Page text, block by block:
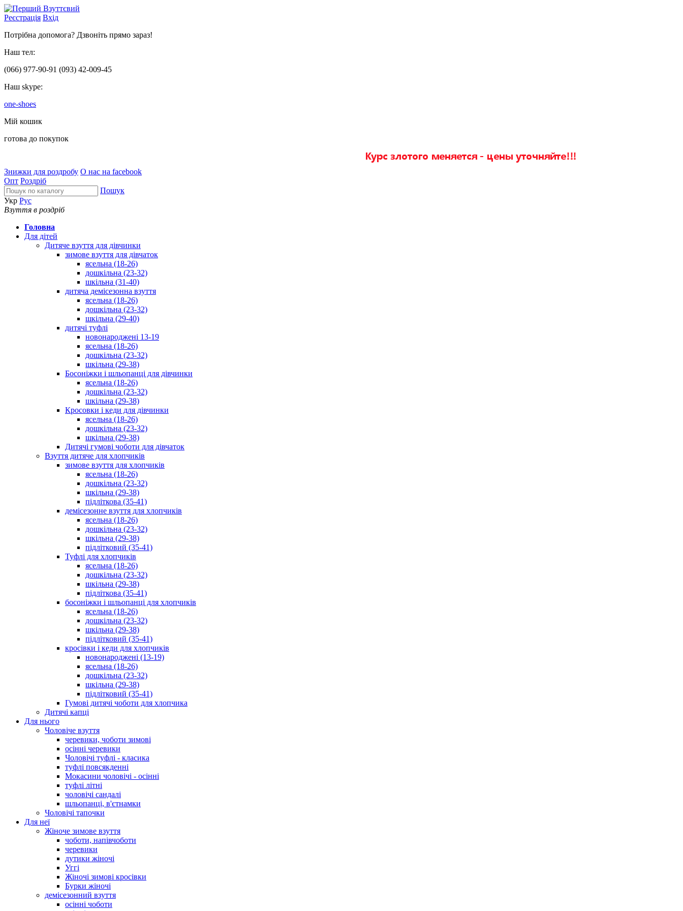
Реєстрація Вхід
Потрібна допомога? Дзвоніть прямо зараз!
Наш тел:
(066) 977-90-91 (093) 42-009-45
Наш skype:
one-shoes
Мій кошик
готова до покупок
Знижки для роздробу О нас на facebook
Опт Роздріб
Пошук
Укр Рус
Взуття в роздріб
Головна
Для дітей
Дитяче взуття для дівчинки
зимове взуття для дівчаток
ясельна (18-26)
дошкільна (23-32)
шкільна (31-40)
дитяча демісезонна взуття
ясельна (18-26)
дошкільна (23-32)
шкільна (29-40)
дитячі туфлі
новонароджені 13-19
ясельна (18-26)
дошкільна (23-32)
шкільна (29-38)
Босоніжки і шльопанці для дівчинки
ясельна (18-26)
дошкільна (23-32)
шкільна (29-38)
Кросовки і кеди для дівчинки
ясельна (18-26)
дошкільна (23-32)
шкільна (29-38)
Дитячі гумові чоботи для дівчаток
Взуття дитяче для хлопчиків
зимове взуття для хлопчиків
ясельна (18-26)
дошкільна (23-32)
шкільна (29-38)
підліткова (35-41)
демісезонне взуття для хлопчиків
ясельна (18-26)
дошкільна (23-32)
шкільна (29-38)
підлітковий (35-41)
Туфлі для хлопчиків
ясельна (18-26)
дошкільна (23-32)
шкільна (29-38)
підліткова (35-41)
босоніжки і шльопанці для хлопчиків
ясельна (18-26)
дошкільна (23-32)
шкільна (29-38)
підлітковий (35-41)
кросівки і кеди для хлопчиків
новонароджені (13-19)
ясельна (18-26)
дошкільна (23-32)
шкільна (29-38)
підлітковий (35-41)
Гумові дитячі чоботи для хлопчика
Дитячі капці
Для нього
Чоловіче взуття
черевики, чоботи зимові
осінні черевики
Чоловічі туфлі - класика
туфлі повсякденні
Мокасини чоловічі - осінні
туфлі літні
чоловічі сандалі
шльопанці, в'єтнамки
Чоловічі тапочки
Для неї
Жіноче зимове взуття
чоботи, напівчоботи
черевики
дутики жіночі
Уггі
Жіночі зимові кросівки
Бурки жіночі
демісезонний взуття
осінні чоботи